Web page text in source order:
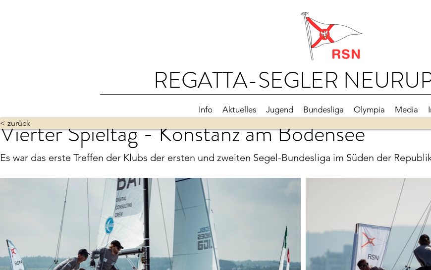
REGATTA-SEGLER
Info Aktuelles Jugend Bundesliga Olympia Media
< zurück
Vierter Spieltag - Konstanz am Bodensee
Es war das erste Treffen der Klubs der ersten und zweiten Segel-Bundesliga im Süden der